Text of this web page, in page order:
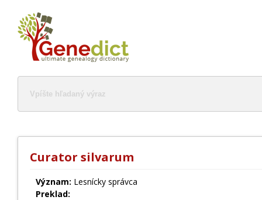
Curator silvarum
Význam: Lesnícky správca
Preklad: